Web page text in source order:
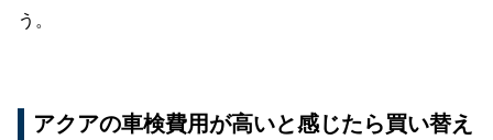
う。
アクアの車検費用が高いと感じたら買い替え